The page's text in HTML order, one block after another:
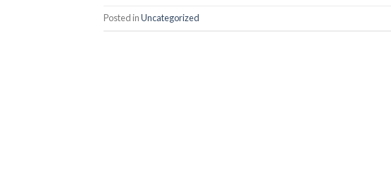
Posted inUncategorized